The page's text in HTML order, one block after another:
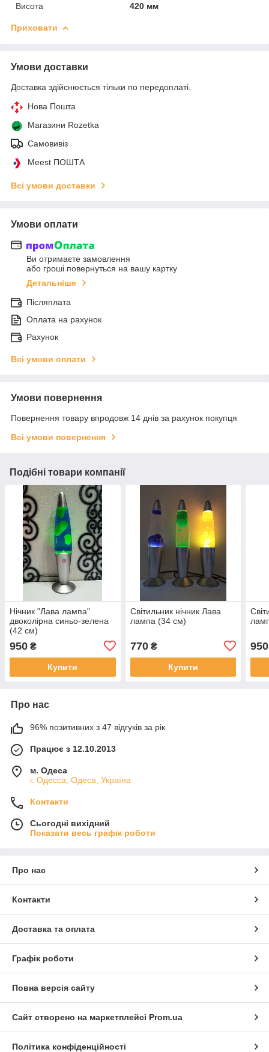
Висота
420 мм
Приховати
Умови доставки
Доставка здійснюється тільки по передоплаті.
Нова Пошта
Магазини Rozetka
Самовивіз
Meest ПОШТА
Всі умови доставки
Умови оплати
Ви отримаєте замовлення
або гроші повернуться на вашу картку
Детальніше
Післяплата
Оплата на рахунок
Рахунок
Всі умови оплати
Умови повернення
Повернення товару впродовж 14 днів за рахунок покупця
Всі умови повернення
Подібні товари компанії
Нічник "Лава лампа"
двоколірна синьо-зелена
(42 см)
950 ₴
Купити
Світильник нічник Лава
лампа (34 см)
770₴
Купити
950
Про нас
96% позитивних з 47 відгуків за рік
Працює з 12.10.2013
м. Одеса
г. Одесса, Одеса, Україна
Контакти
Сьогодні вихідний
Показати весь графік роботи
Про нас
Контакти
Доставка та оплата
Графік роботи
Повна версія сайту
Сайт створено на маркетплейсі Prom.ua
Політика конфіденційності